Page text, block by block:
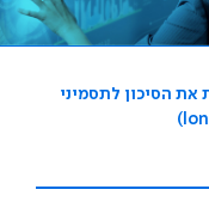
19 מפחית את הסיכון לתסמיני